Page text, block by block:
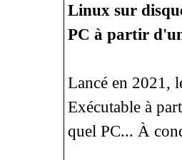
Linux sur
PC à partir
Lancé en 2021,
Exécutable à
quel PC... À